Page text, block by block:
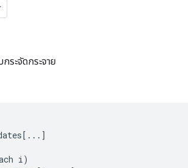
ระจัดกระจาย
[ ... ]
i)